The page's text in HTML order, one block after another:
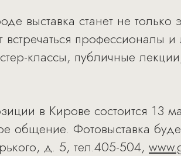
выставка станет не только
профессионалы
классы, публичные
в Кирове состоится 13
общение. Фотовыставка
д. 5, тел.405-504,